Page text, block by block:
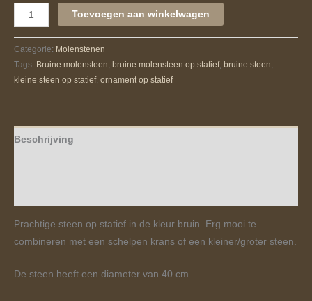
Toevoegen aan winkelwagen
Categorie: Molenstenen
Tags: Bruine molensteen, bruine molensteen op statief, bruine steen,
kleine steen op statief, ornament op statief
Beschrijving
Prachtige steen op statief in de kleur bruin. Erg mooi te
combineren met een schelpen krans of een kleiner/groter steen.
De steen heeft een diameter van 40 cm.